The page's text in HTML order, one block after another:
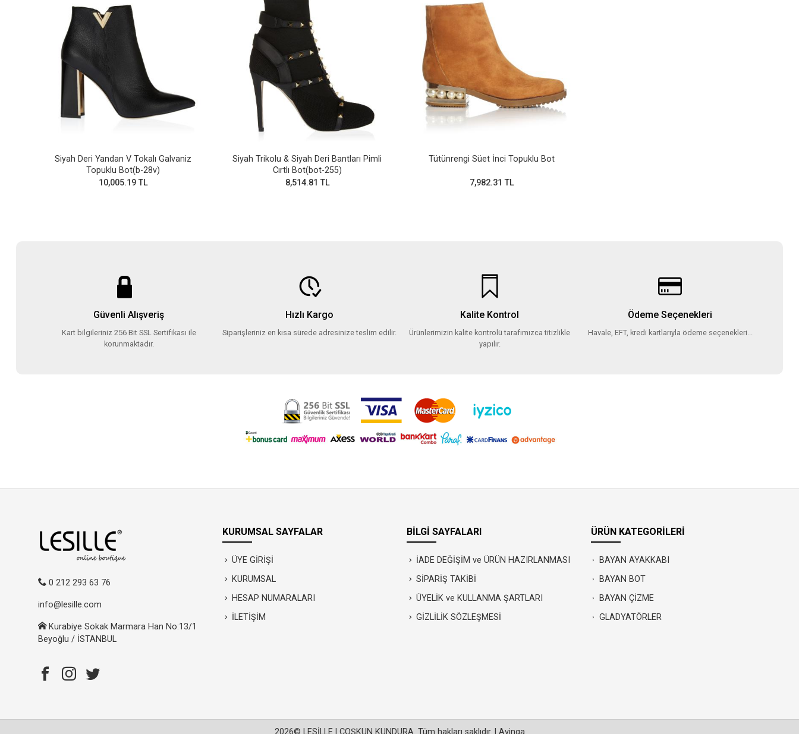
Siyah Deri Yandan V Tokalı Galvaniz
Topuklu Bot(b-28v)
10,005.19 TL
Siyah Trikolu & Siyah Deri Bantları Pimli
Cırtlı Bot(bot-255)
8,514.81 TL
Tütünrengi Süet İnci Topuklu Bot
7,982.31 TL
Güvenli Alışveriş
Kart bilgileriniz 256 Bit SSL Sertifikası ile
korunmaktadır.
Hızlı Kargo
Siparişleriniz en kısa sürede adresinize teslim edilir.
Kalite Kontrol
Ürünlerimizin kalite kontrolü tarafımızca titizlikle
yapılır.
Ödeme Seçenekleri
Havale, EFT, kredi kartlarıyla ödeme seçenekleri...
0 212 293 63 76
info@lesille.com
Kurabiye Sokak Marmara Han No:13/1
Beyoğlu / İSTANBUL
KURUMSAL SAYFALAR
ÜYE GİRİŞİ
KURUMSAL
HESAP NUMARALARI
İLETİŞİM
BİLGİ SAYFALARI
İADE DEĞİŞİM ve ÜRÜN HAZIRLANMASI
SİPARİŞ TAKİBİ
ÜYELİK ve KULLANMA ŞARTLARI
GİZLİLİK SÖZLEŞMESİ
ÜRÜN KATEGORİLERİ
BAYAN AYAKKABI
BAYAN BOT
BAYAN ÇİZME
GLADYATÖRLER
2026© LESİLLE | COŞKUN KUNDURA. Tüm hakları saklıdır. | Avinga